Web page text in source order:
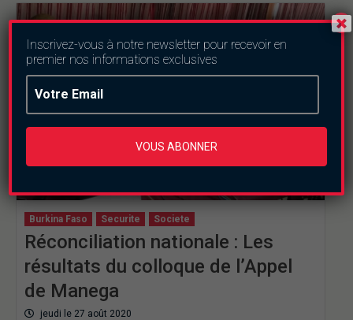
Burkina Faso Securite Societe
Réconciliation nationale : Les
résultats du colloque de l’Appel
de Manega
jeudi le 27 août 2020
Inscrivez-vous à notre newsletter pour recevoir en
premier nos informations exclusives
VOUS ABONNER